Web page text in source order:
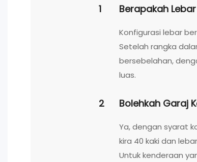
1 Berapakah
Konfigurasi lebar
Setelah rangka
bersebelahan,
luas.
2 Bolehkah Garaj
Ya, dengan syarat
kira 40 kaki dan
Untuk kenderaan